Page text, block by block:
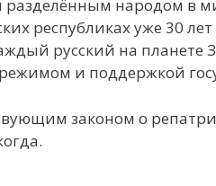
народом в
республиках уже 30
русский на планете
и поддержкой
законом о